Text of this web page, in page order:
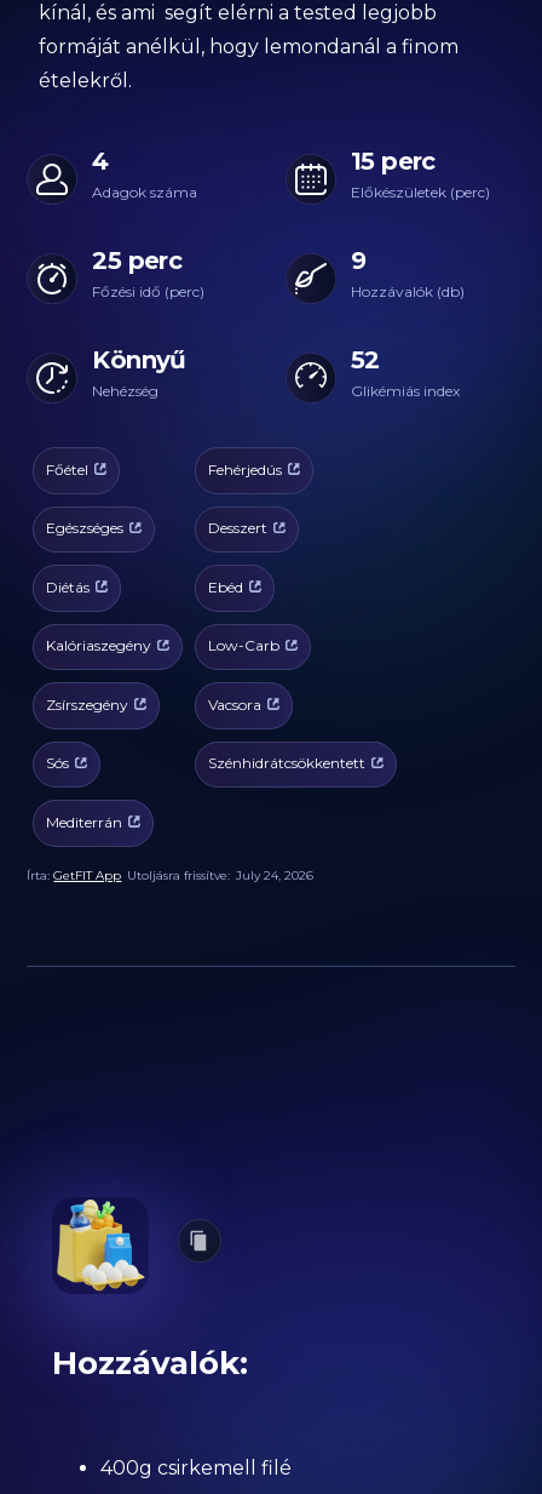
kínál, és ami segít elérni a tested legjobb
formáját anélkül, hogy lemondanál a finom
ételekről.
4
Adagok száma
15 perc
Előkészületek (perc)
25 perc
Főzési idő (perc)
9
Hozzávalók (db)
Könnyű
Nehézség
52
Glikémiás index
Főétel Fehérjedús
Egészséges Desszert
Diétás Ebéd
Kalóriaszegény Low-Carb
Zsírszegény Vacsora
Sós Szénhidrátcsökkentett
Mediterrán
Írta:GetFIT App Utoljásra frissítve: July 24, 2026
Hozzávalók:
400g csirkemell filé